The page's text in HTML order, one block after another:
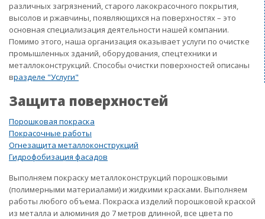
различных загрязнений, старого лакокрасочного покрытия,
высолов и ржавчины, появляющихся на поверхностях – это
основная специализация деятельности нашей компании.
Помимо этого, наша организация оказывает услуги по очистке
промышленных зданий, оборудования, спецтехники и
металлоконструкций. Способы очистки поверхностей описаны
вразделе "Услуги"
Защита поверхностей
Порошковая покраска
Покрасочные работы
Огнезащита металлоконструкций
Гидрофобизация фасадов
Выполняем покраску металлоконструкций порошковыми
(полимерными материалами) и жидкими красками. Выполняем
работы любого объема. Покраска изделий порошковой краской
из металла и алюминия до 7 метров длинной, все цвета по